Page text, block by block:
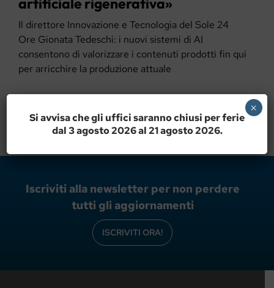
Il direttore Innovazione e Tecnologia del Sole 24
Ore Gionata Tedeschi: i nuovi sistemi di AI
consentono di valorizzare i contenuti prodotti fin qui
per arricchire la produzione attuale
Iscriviti alla newsletter per non perdere
tutti gli aggiornamenti
ISCRIVITI ORA!
Si avvisa che gli uffici saranno chiusi per ferie
dal 3 agosto 2026 al 21 agosto 2026.
×